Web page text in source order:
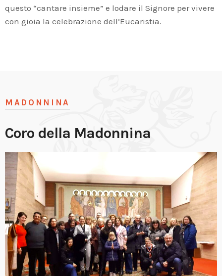
questo “cantare insieme” e lodare il Signore per vivere
con gioia la celebrazione dell’Eucaristia.
MADONNINA
Coro della Madonnina